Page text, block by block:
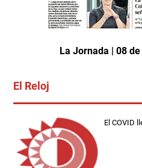
La Jornada | 08
El Reloj
El COVID